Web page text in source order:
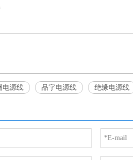
电源线 品字电源线 绝缘电源线